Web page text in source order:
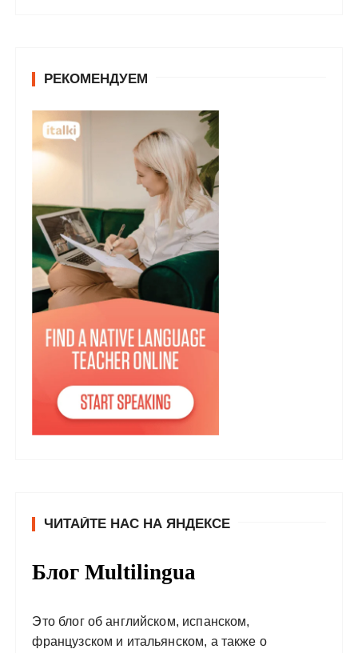
РЕКОМЕНДУЕМ
ЧИТАЙТЕ НАС НА ЯНДЕКСЕ
Блог Multilingua
Это блог об английском, испанском,
французском и итальянском, а также о